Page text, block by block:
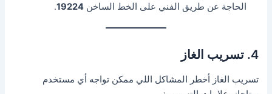
الحاجة عن طريق الفني على الخط الساخن19224
.
4. تسريب الغاز
تسريب الغاز أخطر المشاكل اللي ممكن تواجه أي مستخدم